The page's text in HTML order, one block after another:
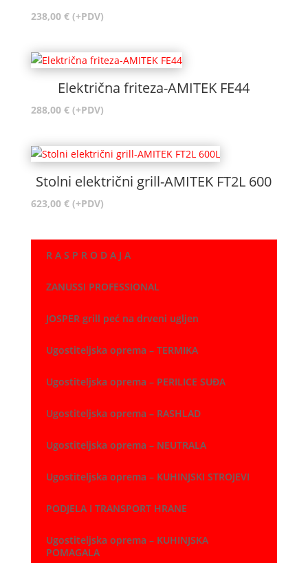
238,00 € (+PDV)
Električna friteza-AMITEK FE44
288,00 € (+PDV)
Stolni električni grill-AMITEK FT2L 600
623,00 € (+PDV)
R A S P R O D A J A
ZANUSSI PROFESSIONAL
JOSPER grill peć na drveni ugljen
Ugostiteljska oprema – TERMIKA
Ugostiteljska oprema – PERILICE SUĐA
Ugostiteljska oprema – RASHLAD
Ugostiteljska oprema – NEUTRALA
Ugostiteljska oprema – KUHINJSKI STROJEVI
PODJELA I TRANSPORT HRANE
Ugostiteljska oprema – KUHINJSKA
POMAGALA